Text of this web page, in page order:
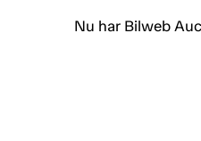
Nu har Bilweb